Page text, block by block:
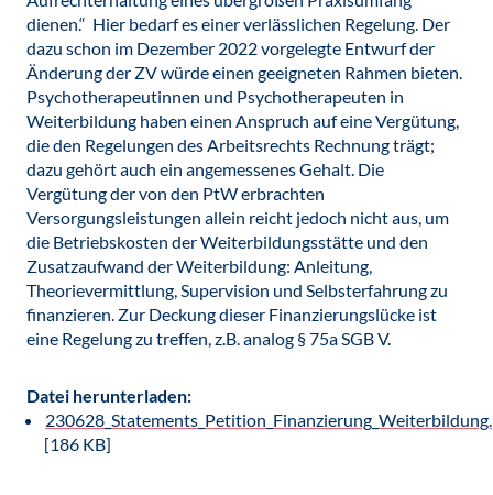
dienen.“ Hier bedarf es einer verlässlichen Regelung. Der
dazu schon im Dezember 2022 vorgelegte Entwurf der
Änderung der ZV würde einen geeigneten Rahmen bieten.
Psychotherapeutinnen und Psychotherapeuten in
Weiterbildung haben einen Anspruch auf eine Vergütung,
die den Regelungen des Arbeitsrechts Rechnung trägt;
dazu gehört auch ein angemessenes Gehalt. Die
Vergütung der von den PtW erbrachten
Versorgungsleistungen allein reicht jedoch nicht aus, um
die Betriebskosten der Weiterbildungsstätte und den
Zusatzaufwand der Weiterbildung: Anleitung,
Theorievermittlung, Supervision und Selbsterfahrung zu
finanzieren. Zur Deckung dieser Finanzierungslücke ist
eine Regelung zu treffen, z.B. analog § 75a SGB V.
Datei herunterladen:
[186 KB]